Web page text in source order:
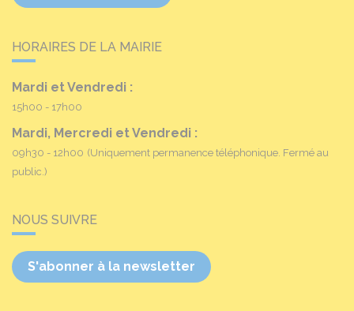
HORAIRES DE LA MAIRIE
Mardi et Vendredi :
15h00 - 17h00
Mardi, Mercredi et Vendredi :
09h30 - 12h00 (Uniquement permanence téléphonique. Fermé au
public.)
NOUS SUIVRE
S'abonner à la newsletter